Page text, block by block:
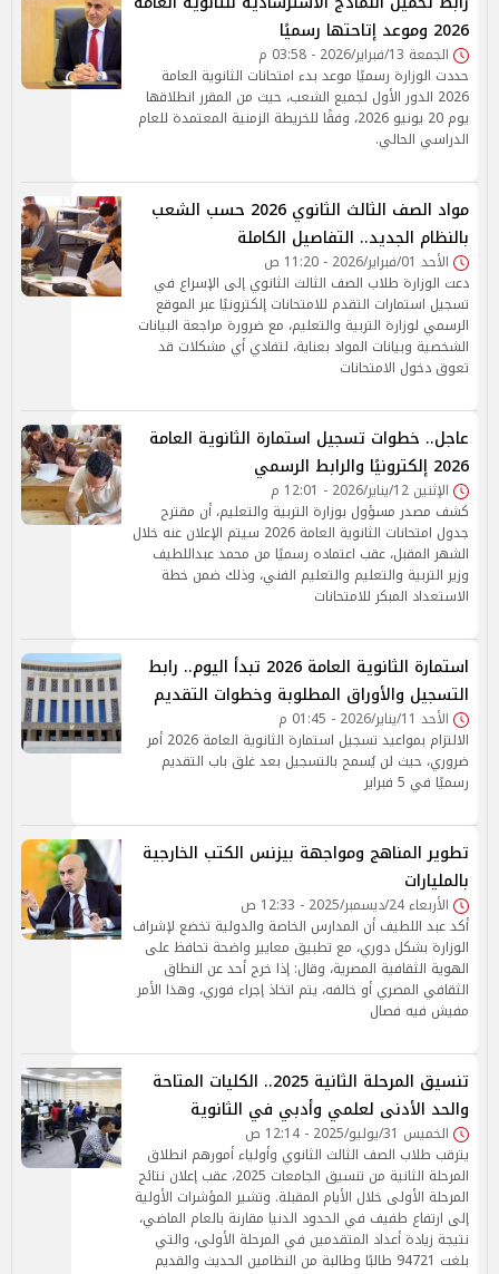
2026 وموعد إتاحتها رسميًا
الجمعة 13/فبراير/2026 - 03:58 م
حددت الوزارة رسميًا موعد بدء امتحانات الثانوية العامة
2026 الدور الأول لجميع الشعب، حيث من المقرر انطلاقها
يوم 20 يونيو 2026، وفقًا للخريطة الزمنية المعتمدة للعام
الدراسي الحالي.
مواد الصف الثالث الثانوي 2026 حسب الشعب
بالنظام الجديد.. التفاصيل الكاملة
الأحد 01/فبراير/2026 - 11:20 ص
دعت الوزارة طلاب الصف الثالث الثانوي إلى الإسراع في
تسجيل استمارات التقدم للامتحانات إلكترونيًا عبر الموقع
الرسمي لوزارة التربية والتعليم، مع ضرورة مراجعة البيانات
الشخصية وبيانات المواد بعناية، لتفادي أي مشكلات قد
تعوق دخول الامتحانات
عاجل.. خطوات تسجيل استمارة الثانوية العامة
2026 إلكترونيًا والرابط الرسمي
الإثنين 12/يناير/2026 - 12:01 م
كشف مصدر مسؤول بوزارة التربية والتعليم، أن مقترح
جدول امتحانات الثانوية العامة 2026 سيتم الإعلان عنه خلال
الشهر المقبل، عقب اعتماده رسميًا من محمد عبداللطيف
وزير التربية والتعليم والتعليم الفني، وذلك ضمن خطة
الاستعداد المبكر للامتحانات
استمارة الثانوية العامة 2026 تبدأ اليوم.. رابط
التسجيل والأوراق المطلوبة وخطوات التقديم
الأحد 11/يناير/2026 - 01:45 م
الالتزام بمواعيد تسجيل استمارة الثانوية العامة 2026 أمر
ضروري، حيث لن يُسمح بالتسجيل بعد غلق باب التقديم
رسميًا في 5 فبراير
تطوير المناهج ومواجهة بيزنس الكتب الخارجية
بالمليارات
الأربعاء 24/ديسمبر/2025 - 12:33 ص
أكد عبد اللطيف أن المدارس الخاصة والدولية تخضع لإشراف
الوزارة بشكل دوري، مع تطبيق معايير واضحة تحافظ على
الهوية الثقافية المصرية، وقال: إذا خرج أحد عن النطاق
الثقافي المصري أو خالفه، يتم اتخاذ إجراء فوري، وهذا الأمر
مفيش فيه فصال
تنسيق المرحلة الثانية 2025.. الكليات المتاحة
والحد الأدنى لعلمي وأدبي في الثانوية
الخميس 31/يوليو/2025 - 12:14 ص
يترقب طلاب الصف الثالث الثانوي وأولياء أمورهم انطلاق
المرحلة الثانية من تنسيق الجامعات 2025، عقب إعلان نتائج
المرحلة الأولى خلال الأيام المقبلة. وتشير المؤشرات الأولية
إلى ارتفاع طفيف في الحدود الدنيا مقارنة بالعام الماضي،
نتيجة زيادة أعداد المتقدمين في المرحلة الأولى، والتي
بلغت 94721 طالبًا وطالبة من النظامين الحديث والقديم